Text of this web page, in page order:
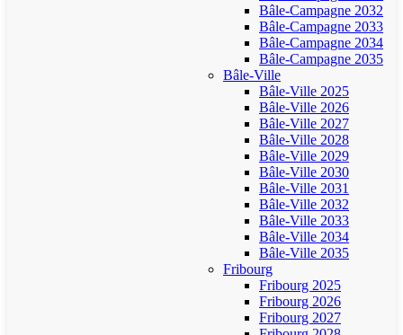
Bâle-Campagne 2032
Bâle-Campagne 2033
Bâle-Campagne 2034
Bâle-Campagne 2035
Bâle-Ville
Bâle-Ville 2025
Bâle-Ville 2026
Bâle-Ville 2027
Bâle-Ville 2028
Bâle-Ville 2029
Bâle-Ville 2030
Bâle-Ville 2031
Bâle-Ville 2032
Bâle-Ville 2033
Bâle-Ville 2034
Bâle-Ville 2035
Fribourg
Fribourg 2025
Fribourg 2026
Fribourg 2027